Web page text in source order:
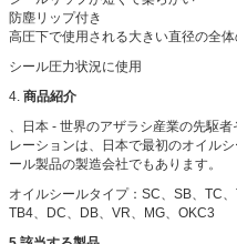
防塵リップ付き
高圧下で使用される大きい直径の全
シール圧力状況に使用
4. 商品紹介
、日本 - 世界のアザラシ産業の先駆者
レーションは、日本で最初のオイル
ール製品の製造会社でもあります。
オイルシールタイプ：SC、SB、TC
TB4、DC、DB、VR、MG、OKC3